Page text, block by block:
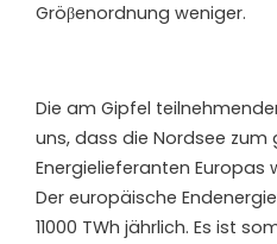
Gröβenordnung weniger.
Die am Gipfel
uns, dass die Nordsee zum
Energielieferanten Europas
Der europäische
11000 TWh jährlich. Es ist